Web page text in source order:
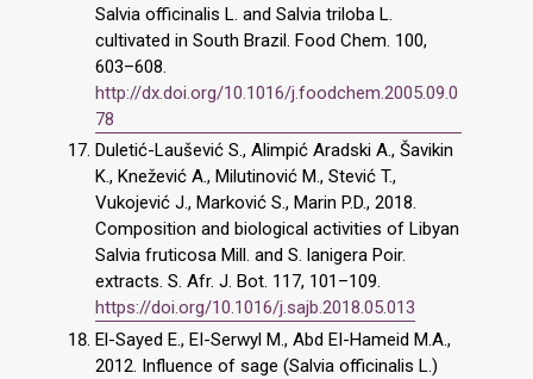
Salvia officinalis L. and Salvia triloba L.
cultivated in South Brazil. Food Chem. 100,
603–608.
http://dx.doi.org/10.1016/j.foodchem.2005.09.0
78
Duletić-Laušević S., Alimpić Aradski A., Šavikin
K., Knežević A., Milutinović M., Stević T.,
Vukojević J., Marković S., Marin P.D., 2018.
Composition and biological activities of Libyan
Salvia fruticosa Mill. and S. lanigera Poir.
extracts. S. Afr. J. Bot. 117, 101–109.
https://doi.org/10.1016/j.sajb.2018.05.013
El-Sayed E., EI-Serwyl M., Abd EI-Hameid M.A.,
2012. Influence of sage (Salvia officinalis L.)